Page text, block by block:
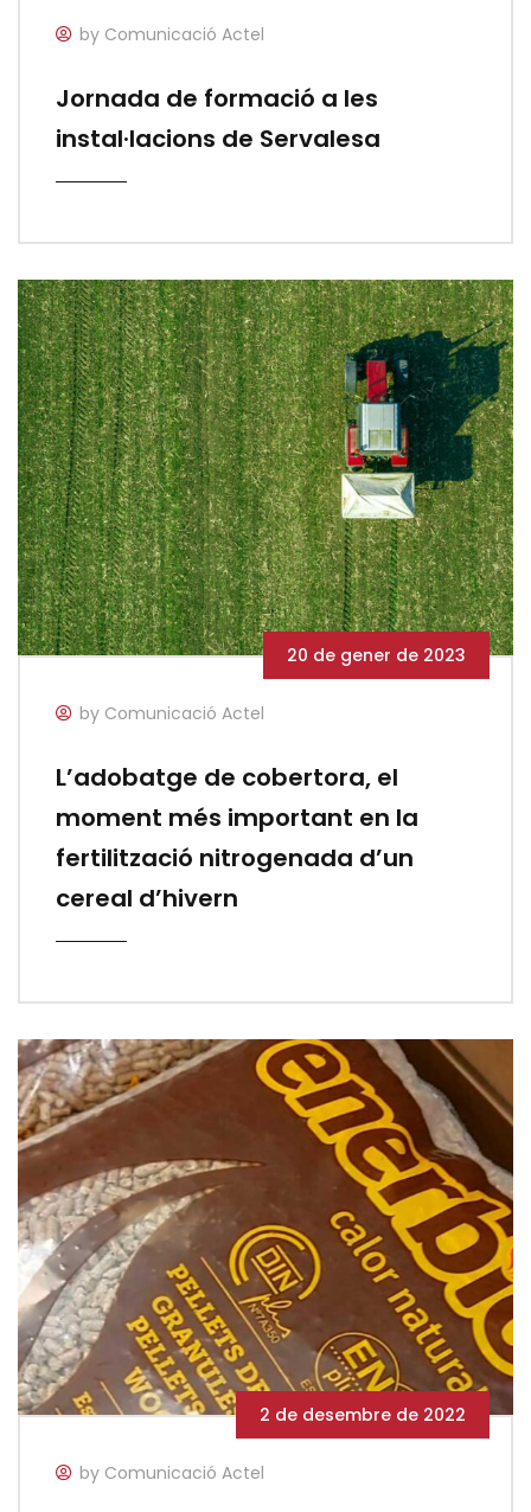
by Comunicació Actel
Jornada de formació a les
instal·lacions de Servalesa
20 de gener de 2023
by Comunicació Actel
L’adobatge de cobertora, el
moment més important en la
fertilització nitrogenada d’un
cereal d’hivern
2 de desembre de 2022
by Comunicació Actel